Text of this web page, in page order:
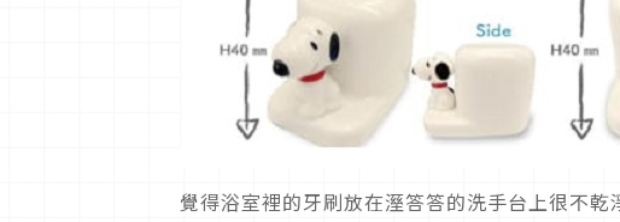
覺得浴室裡的牙刷放在溼答答的洗手台上很不